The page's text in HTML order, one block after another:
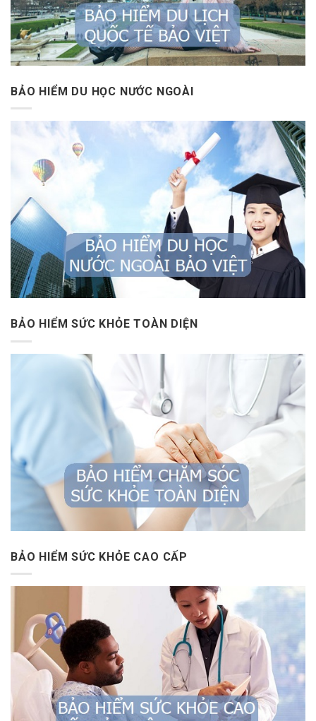
BẢO HIỂM DU HỌC NƯỚC NGOÀI
BẢO HIỂM SỨC KHỎE TOÀN DIỆN
BẢO HIỂM SỨC KHỎE CAO CẤP